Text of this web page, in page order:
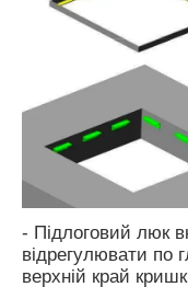
- Підлоговий люк
відрегулювати по
верхній край